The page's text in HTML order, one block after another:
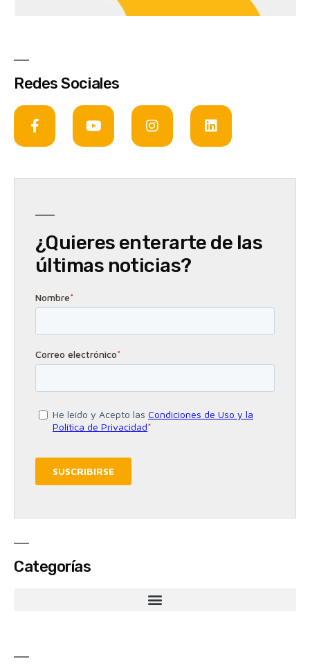
Redes Sociales
¿Quieres enterarte de las
últimas noticias?
Categorías